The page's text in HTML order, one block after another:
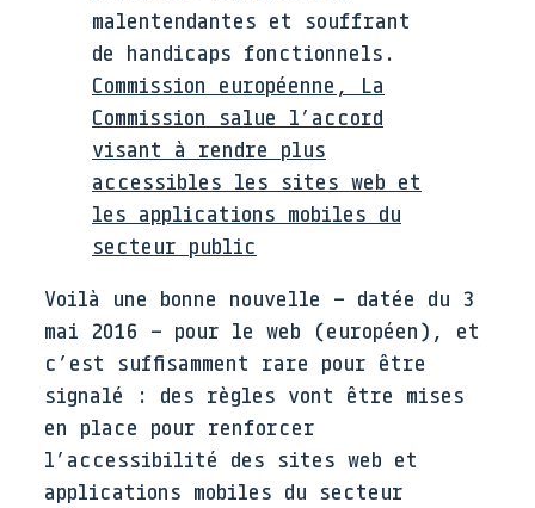
malentendantes et souffrant
de handicaps fonctionnels.
Commission européenne, La
Commission salue l’accord
visant à rendre plus
accessibles les sites web et
les applications mobiles du
secteur public
Voilà une bonne nouvelle – datée du 3
mai 2016 – pour le web (européen), et
c’est suffisamment rare pour être
signalé : des règles vont être mises
en place pour renforcer
l’accessibilité des sites web et
applications mobiles du secteur